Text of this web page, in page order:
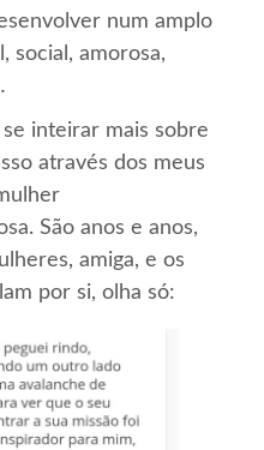
num amplo
social, amorosa,
inteirar mais sobre
através dos meus
São anos e anos,
amiga, e os
por si, olha só: